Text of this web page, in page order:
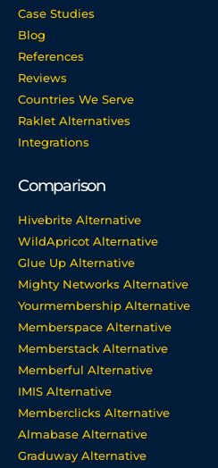
Case Studies
Blog
References
Reviews
Countries We Serve
Raklet Alternatives
Integrations
Comparison
Hivebrite Alternative
WildApricot Alternative
Glue Up Alternative
Mighty Networks Alternative
Yourmembership Alternative
Memberspace Alternative
Memberstack Alternative
Memberful Alternative
IMIS Alternative
Memberclicks Alternative
Almabase Alternative
Graduway Alternative